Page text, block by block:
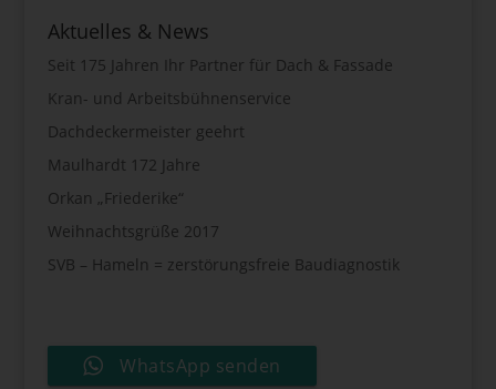
Aktuelles & News
Seit 175 Jahren Ihr Partner für Dach & Fassade
Kran- und Arbeitsbühnenservice
Dachdeckermeister geehrt
Maulhardt 172 Jahre
Orkan „Friederike“
Weihnachtsgrüße 2017
SVB – Hameln = zerstörungsfreie Baudiagnostik
WhatsApp senden